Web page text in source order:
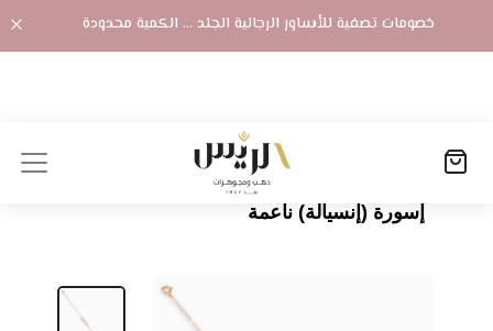
خصومات تصفية للأساور الرجالية الجلد ... الكمية محدودة
الصفحة الرئيسية
المنتجات
إسورة (إنسيالة) ناعمة